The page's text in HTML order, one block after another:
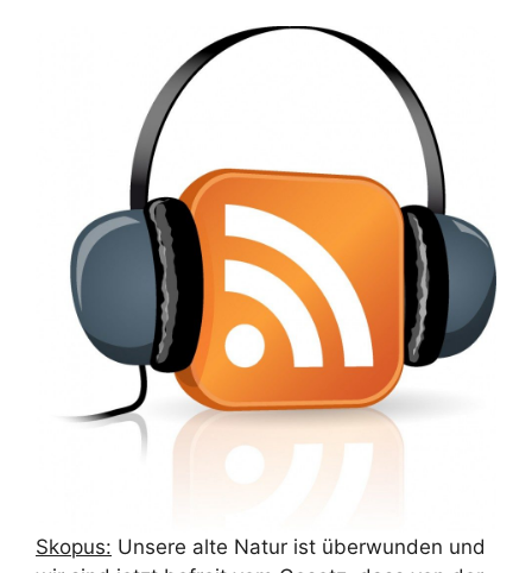
Skopus: Unsere alte Natur ist überwunden und